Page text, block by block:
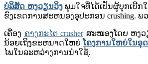
ບໍລິສັດ ຫງວຽນວິງພູມໃຈທີ່ໄດ້ເປັນຜູ້ບຸກເບີກ
ຂົງເຂດການສະຫນອງອຸປະກອນ crushing.
ເຄື່ອງ ຄາງກະໄຕ crusherສະໜອງໂດຍ ຫງວ
ນ້ອຍເຖິງຂະຫນາດໃຫຍ່ ໂຄງ​ການ​ໃຫຍ່​ໃນ​ອຸ
ໄພໃນລະຫວ່າງການນໍາໃຊ້.